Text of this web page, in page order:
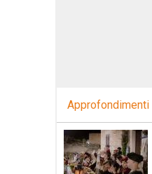
Approfondimenti